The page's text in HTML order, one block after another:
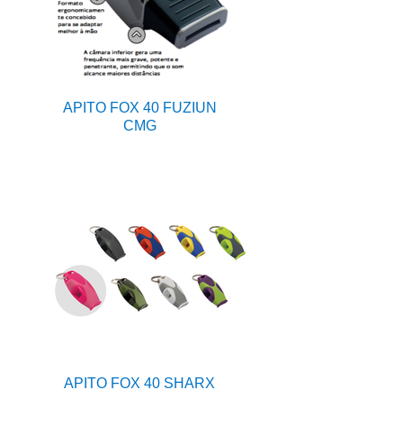
APITO FOX 40 FUZIUN
CMG
APITO FOX 40 SHARX